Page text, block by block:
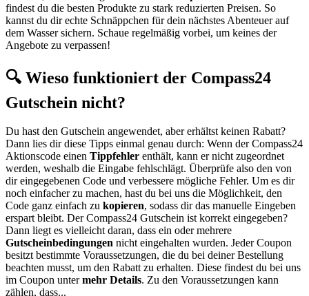
findest du die besten Produkte zu stark reduzierten Preisen. So
kannst du dir echte Schnäppchen für dein nächstes Abenteuer auf
dem Wasser sichern. Schaue regelmäßig vorbei, um keines der
Angebote zu verpassen!
🔍 Wieso funktioniert der Compass24
Gutschein nicht?
Du hast den Gutschein angewendet, aber erhältst keinen Rabatt?
Dann lies dir diese Tipps einmal genau durch: Wenn der Compass24
Aktionscode einen Tippfehler enthält, kann er nicht zugeordnet
werden, weshalb die Eingabe fehlschlägt. Überprüfe also den von
dir eingegebenen Code und verbessere mögliche Fehler. Um es dir
noch einfacher zu machen, hast du bei uns die Möglichkeit, den
Code ganz einfach zu kopieren, sodass dir das manuelle Eingeben
erspart bleibt. Der Compass24 Gutschein ist korrekt eingegeben?
Dann liegt es vielleicht daran, dass ein oder mehrere
Gutscheinbedingungen nicht eingehalten wurden. Jeder Coupon
besitzt bestimmte Voraussetzungen, die du bei deiner Bestellung
beachten musst, um den Rabatt zu erhalten. Diese findest du bei uns
im Coupon untermehr Details. Zu den Voraussetzungen kann
zählen, dass...